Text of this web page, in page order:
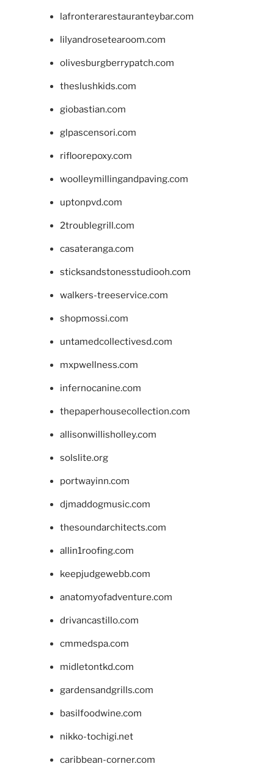
lafronterarestauranteybar.com
lilyandrosetearoom.com
olivesburgberrypatch.com
theslushkids.com
giobastian.com
glpascensori.com
rifloorepoxy.com
woolleymillingandpaving.com
uptonpvd.com
2troublegrill.com
casateranga.com
sticksandstonesstudiooh.com
walkers-treeservice.com
shopmossi.com
untamedcollectivesd.com
mxpwellness.com
infernocanine.com
thepaperhousecollection.com
allisonwillisholley.com
solslite.org
portwayinn.com
djmaddogmusic.com
thesoundarchitects.com
allin1roofing.com
keepjudgewebb.com
anatomyofadventure.com
drivancastillo.com
cmmedspa.com
midletontkd.com
gardensandgrills.com
basilfoodwine.com
nikko-tochigi.net
caribbean-corner.com